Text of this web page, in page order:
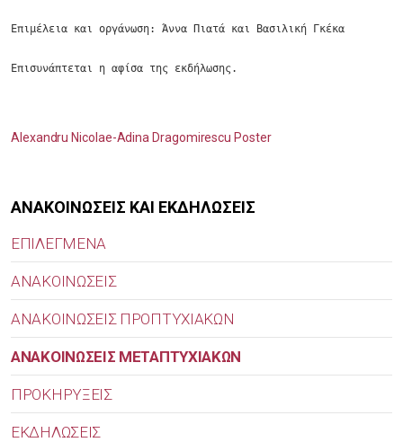
Επιμέλεια και οργάνωση: Άννα Πιατά και Βασιλική Γκέκα
Επισυνάπτεται η αφίσα της εκδήλωσης.
Alexandru Nicolae-Adina Dragomirescu Poster
ΑΝΑΚΟΙΝΩΣΕΙΣ ΚΑΙ ΕΚΔΗΛΩΣΕΙΣ
ΕΠΙΛΕΓΜΕΝΑ
ΑΝΑΚΟΙΝΩΣΕΙΣ
ΑΝΑΚΟΙΝΩΣΕΙΣ ΠΡΟΠΤΥΧΙΑΚΩΝ
ΑΝΑΚΟΙΝΩΣΕΙΣ ΜΕΤΑΠΤΥΧΙΑΚΩΝ
ΠΡΟΚΗΡΥΞΕΙΣ
ΕΚΔΗΛΩΣΕΙΣ